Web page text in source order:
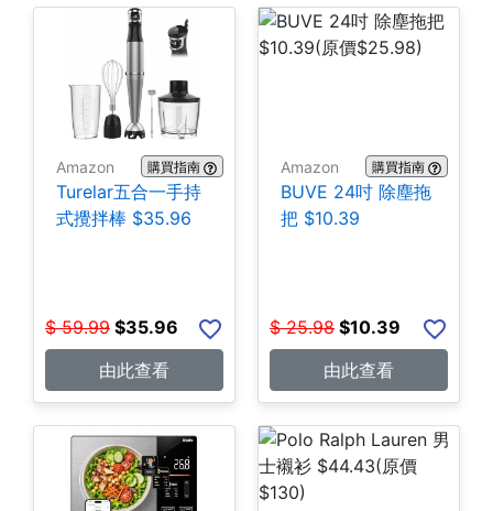
Amazon 購買指南
Turelar五合一手持
式攪拌棒 $35.96
$ 59.99 $35.96
由此查看
Amazon 購買指南
BUVE 24吋 除塵拖
把 $10.39
$ 25.98 $10.39
由此查看